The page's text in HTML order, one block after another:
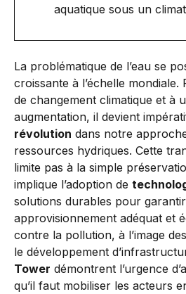
aquatique sous un
La problématique de l’eau se
croissante à l’échelle
de changement climatique et à
augmentation, il devient
révolution dans notre
ressources hydriques. Cette
limite pas à la simple
implique l’adoption de
solutions durables pour
approvisionnement adéquat et
contre la pollution, à l’image des
le développement
Tower démontrent l’urgence
qu’il faut mobiliser les acteurs